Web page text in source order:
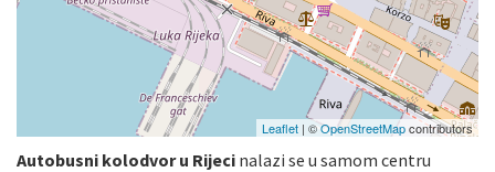
Leaflet | ©OpenStreetMapcontributors
Autobusni kolodvor u Rijeci nalazi se u samom centru